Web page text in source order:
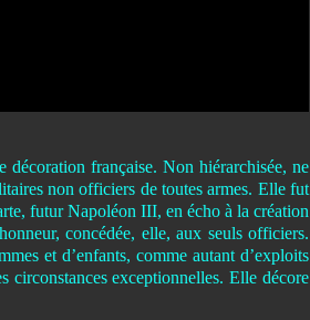
française. Non hiérarchisée, ne
non officiers de toutes armes. Elle fut
futur Napoléon III, en écho à la création
concédée, elle, aux seuls officiers.
et d’enfants, comme autant d’exploits
circonstances exceptionnelles. Elle décore